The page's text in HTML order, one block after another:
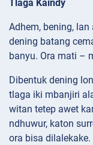
Tlaga Kaindy
Adhem, bening,
dening batang
banyu. Ora mati –
Dibentuk dening
tlaga iki mbanjiri
witan tetep awet
ndhuwur, katon
ora bisa dilalekake.